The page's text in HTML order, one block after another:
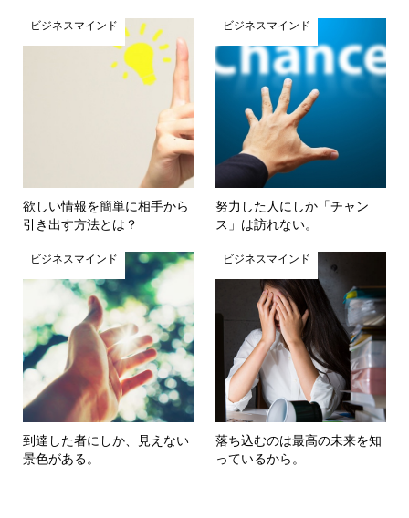
ビジネスマインド
欲しい情報を簡単に相手から
引き出す方法とは？
ビジネスマインド
努力した人にしか「チャン
ス」は訪れない。
ビジネスマインド
到達した者にしか、見えない
景色がある。
ビジネスマインド
落ち込むのは最高の未来を知
っているから。